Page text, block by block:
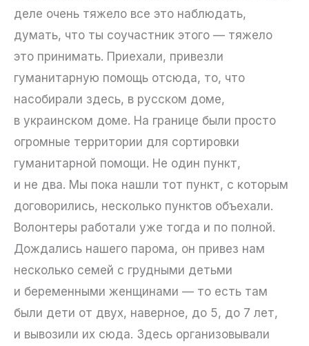
деле очень тяжело все это наблюдать,
думать, что ты соучастник этого — тяжело
это принимать. Приехали, привезли
гуманитарную помощь отсюда, то, что
насобирали здесь, в русском доме,
в украинском доме. На границе были просто
огромные территории для сортировки
гуманитарной помощи. Не один пункт,
и не два. Мы пока нашли тот пункт, с которым
договорились, несколько пунктов объехали.
Волонтеры работали уже тогда и по полной.
Дождались нашего парома, он привез нам
несколько семей с грудными детьми
и беременными женщинами — то есть там
были дети от двух, наверное, до 5, до 7 лет,
и вывозили их сюда. Здесь организовывали